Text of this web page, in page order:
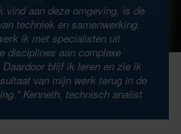
en ons aanbod van
technieken kunnen de
Belastingdienst dagelijks
en euro’s verwerken.
in een moderne tech-organisatie
vind aan deze omgeving, is de
techniek en samenwerking.
ik met specialisten uit
disciplines aan complexe
Daardoor blijf ik leren en zie ik
van mijn werk terug in de
Kenneth, technisch analist